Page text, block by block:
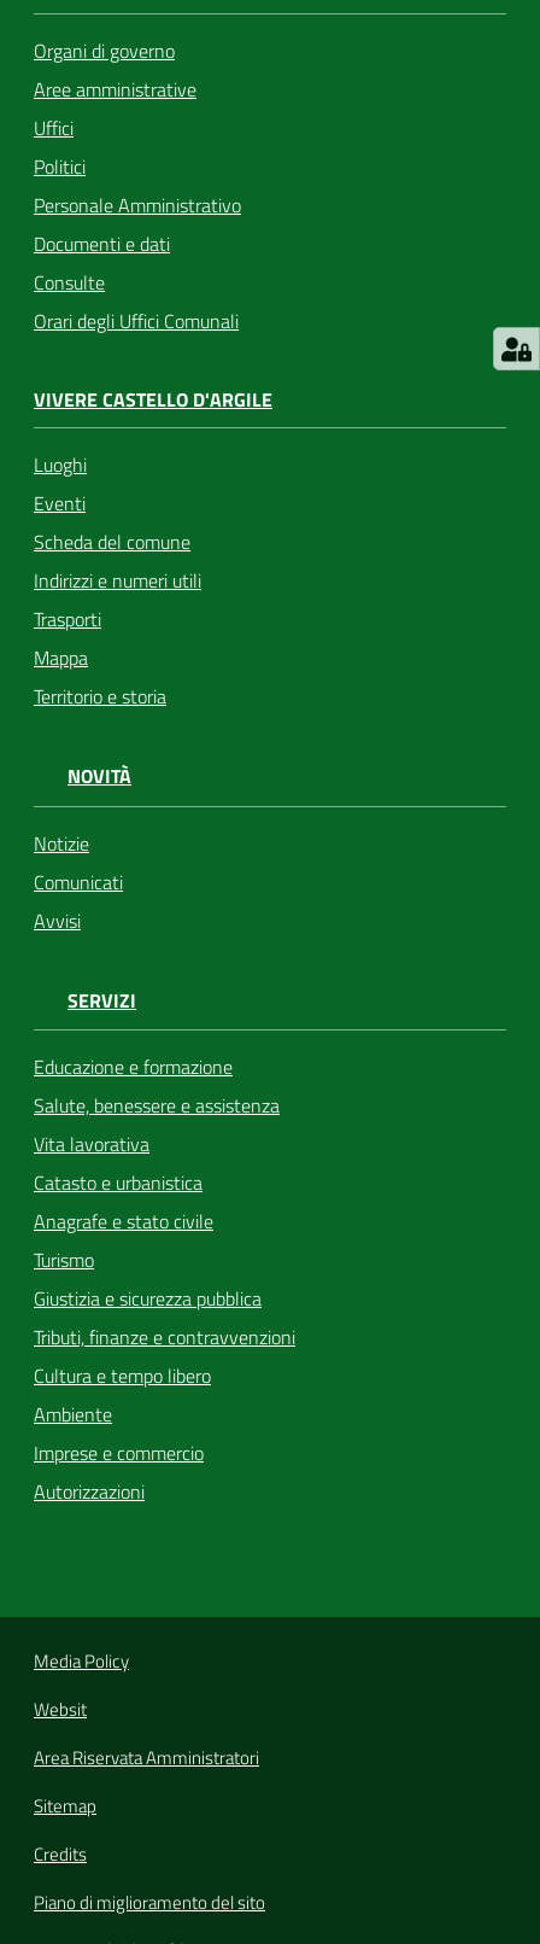
Organi di governo
Aree amministrative
Uffici
Politici
Personale Amministrativo
Documenti e dati
Consulte
Orari degli Uffici Comunali
VIVERE CASTELLO D'ARGILE
Luoghi
Eventi
Scheda del comune
Indirizzi e numeri utili
Trasporti
Mappa
Territorio e storia
NOVITÀ
Notizie
Comunicati
Avvisi
SERVIZI
Educazione e formazione
Salute, benessere e assistenza
Vita lavorativa
Catasto e urbanistica
Anagrafe e stato civile
Turismo
Giustizia e sicurezza pubblica
Tributi, finanze e contravvenzioni
Cultura e tempo libero
Ambiente
Imprese e commercio
Autorizzazioni
Media Policy
Websit
Area Riservata Amministratori
Sitemap
Credits
Piano di miglioramento del sito